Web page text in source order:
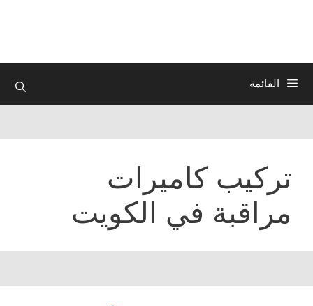
القائمة
تركيب كاميرات
مراقبة في الكويت